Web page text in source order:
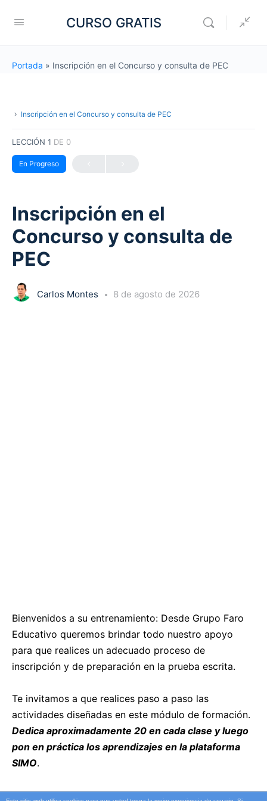
CURSO GRATIS
Portada » Inscripción en el Concurso y consulta de PEC
Inscripción en el Concurso y consulta de PEC
LECCIÓN 1 DE 0
En Progreso
Inscripción en el
Concurso y consulta de
PEC
Carlos Montes 8 de agosto de 2026
Bienvenidos a su entrenamiento: Desde Grupo Faro
Educativo queremos brindar todo nuestro apoyo
para que realices un adecuado proceso de
inscripción y de preparación en la prueba escrita.
Te invitamos a que realices paso a paso las
actividades diseñadas en este módulo de formación.
Dedica aproximadamente 20 en cada clase y luego
pon en práctica los aprendizajes en la plataforma
SIMO.